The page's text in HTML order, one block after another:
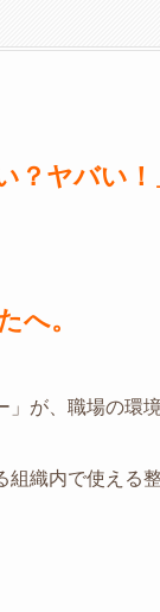
？ヤバい！
へ。
」が、職場の環
織内で使える